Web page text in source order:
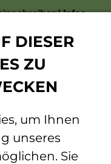
Infos
DIESER
ZU
um Ihnen
unseres
Sie